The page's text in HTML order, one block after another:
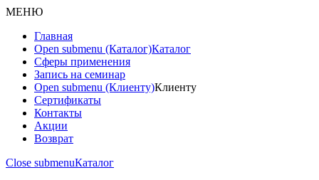
МЕНЮ
Главная
Open submenu (Каталог)Каталог
Сферы применения
Запись на семинар
Open submenu (Клиенту)Клиенту
Сертификаты
Контакты
Акции
Возврат
Close submenuКаталог